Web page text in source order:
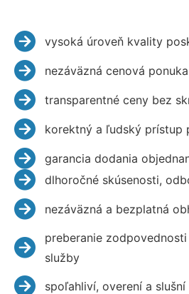
vysoká úroveň kvality
nezáväzná cenová
transparentné ceny bez
korektný a ľudský prístup
garancia dodania
dlhoročné skúsenosti,
nezáväzná a bezplatná
preberanie
služby
spoľahliví, overení a